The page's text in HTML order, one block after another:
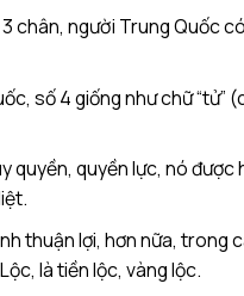
người Trung Quốc có
số 4 giống như chữ “tử”
quyền lực, nó được
thuận lợi, hơn nữa, trong
là tiền lộc, vàng lộc.